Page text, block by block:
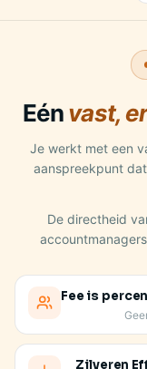
Eénvast,
Je werkt met een
aanspreekpunt
De directheid
Fee is
Zilveren